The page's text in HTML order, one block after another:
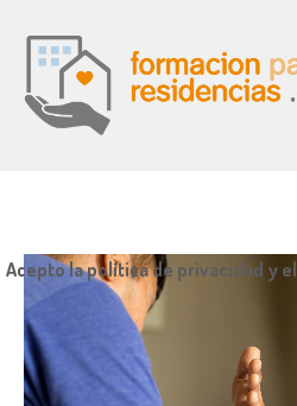
Acepto la política de privacidad y